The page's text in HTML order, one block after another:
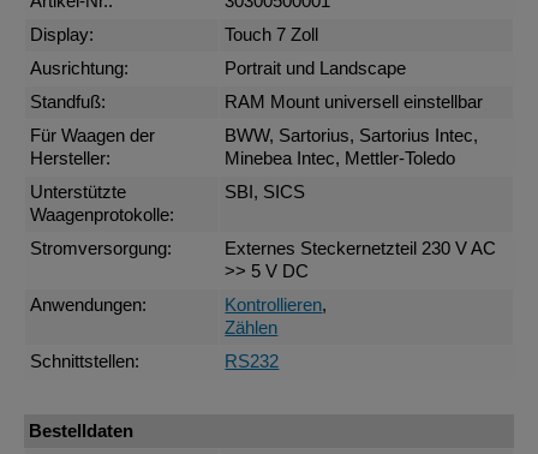
Display:
Touch 7 Zoll
Ausrichtung:
Portrait und Landscape
Standfuß:
RAM Mount universell einstellbar
Für Waagen der
Hersteller:
BWW, Sartorius, Sartorius Intec,
Minebea Intec, Mettler-Toledo
Unterstützte
Waagenprotokolle:
SBI, SICS
Stromversorgung:
Externes Steckernetzteil 230 V AC
>> 5 V DC
Anwendungen:
Kontrollieren,
Zählen
Schnittstellen:
RS232
Bestelldaten